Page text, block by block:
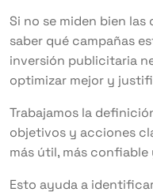
Si no se miden bien
saber qué campañas
inversión publicitaria
optimizar mejor y
Trabajamos la
objetivos y acciones
más útil, más
Esto ayuda a